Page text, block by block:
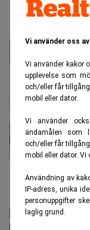
Vi använder oss
Vi använder kakor
upplevelse som
och/eller får
mobil eller dator.
Vi använder
ändamålen som
och/eller får
mobil eller dator. Vi
Användning av
IP-adress, unika
personuppgifter
laglig grund.
Avslöjande:
bränsle